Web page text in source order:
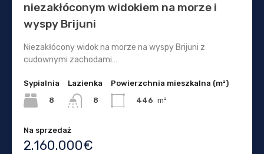
niezakłóconym widokiem na morze i
wyspy Brijuni
Niezakłócony widok na morze na wyspy Brijuni z
cudownymi zachodami…
Sypialnia
8
Lazienka
8
Powierzchnia mieszkalna (m²)
446 m²
Na sprzedaż
2.160.000€